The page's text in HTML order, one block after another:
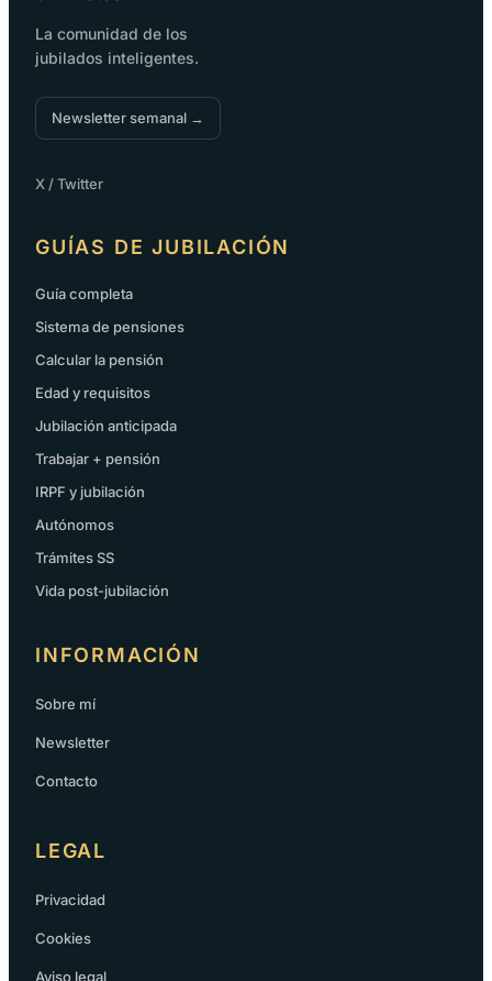
La comunidad de los
jubilados inteligentes.
Newsletter semanal →
X / Twitter
GUÍAS DE JUBILACIÓN
Guía completa
Sistema de pensiones
Calcular la pensión
Edad y requisitos
Jubilación anticipada
Trabajar + pensión
IRPF y jubilación
Autónomos
Trámites SS
Vida post-jubilación
INFORMACIÓN
Sobre mí
Newsletter
Contacto
LEGAL
Privacidad
Cookies
Aviso legal